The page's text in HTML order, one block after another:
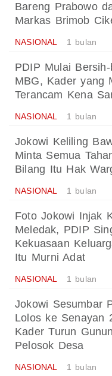
Bareng Prabowo
Markas Brimob
NASIONAL 1 bulan
PDIP Mulai
MBG, Kader yang
Terancam Kena
NASIONAL 1 bulan
Jokowi Keliling
Minta Semua
Bilang Itu Hak
NASIONAL 1 bulan
Foto Jokowi Injak
Meledak, PDIP
Kekuasaan
Itu Murni Adat
NASIONAL 1 bulan
Jokowi Sesumbar
Lolos ke Senayan
Kader Turun
Pelosok Desa
NASIONAL 1 bulan